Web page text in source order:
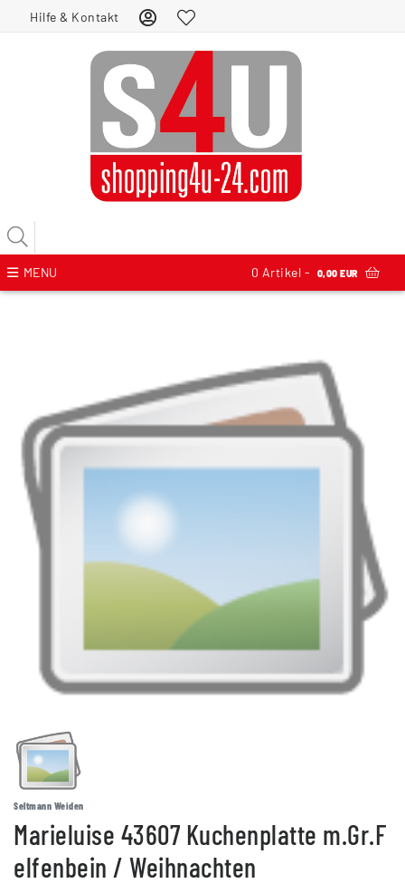
Hilfe & Kontakt
MENU 0 Artikel - 0,00 EUR
Seltmann Weiden
Marieluise 43607 Kuchenplatte m.Gr.F
elfenbein / Weihnachten